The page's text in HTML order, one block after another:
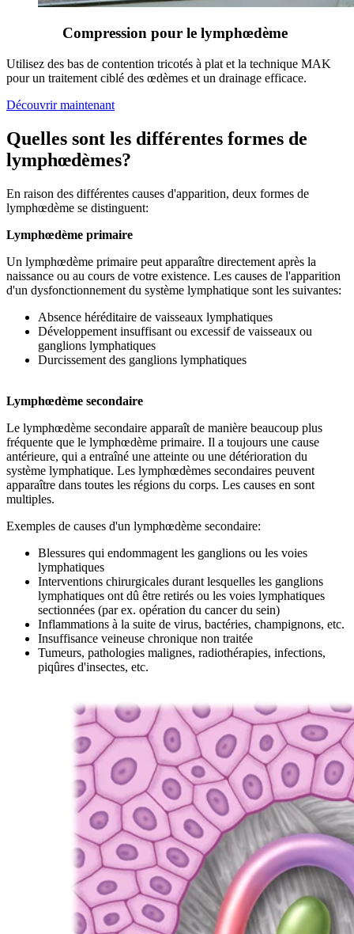
Compression pour le lymphœdème
Utilisez des bas de contention tricotés à plat et la technique MAK
pour un traitement ciblé des œdèmes et un drainage efficace.
Découvrir maintenant
Quelles sont les différentes formes de
lymphœdèmes?
En raison des différentes causes d'apparition, deux formes de
lymphœdème se distinguent:
Lymphœdème primaire
Un lymphœdème primaire peut apparaître directement après la
naissance ou au cours de votre existence. Les causes de l'apparition
d'un dysfonctionnement du système lymphatique sont les suivantes:
Absence héréditaire de vaisseaux lymphatiques
Développement insuffisant ou excessif de vaisseaux ou
ganglions lymphatiques
Durcissement des ganglions lymphatiques
Lymphœdème secondaire
Le lymphœdème secondaire apparaît de manière beaucoup plus
fréquente que le lymphœdème primaire. Il a toujours une cause
antérieure, qui a entraîné une atteinte ou une détérioration du
système lymphatique. Les lymphœdèmes secondaires peuvent
apparaître dans toutes les régions du corps. Les causes en sont
multiples.
Exemples de causes d'un lymphœdème secondaire:
Blessures qui endommagent les ganglions ou les voies
lymphatiques
Interventions chirurgicales durant lesquelles les ganglions
lymphatiques ont dû être retirés ou les voies lymphatiques
sectionnées (par ex. opération du cancer du sein)
Inflammations à la suite de virus, bactéries, champignons, etc.
Insuffisance veineuse chronique non traitée
Tumeurs, pathologies malignes, radiothérapies, infections,
piqûres d'insectes, etc.